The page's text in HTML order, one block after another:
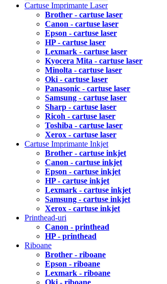
Cartuse Imprimante Laser
Brother - cartuse laser
Canon - cartuse laser
Epson - cartuse laser
HP - cartuse laser
Lexmark - cartuse laser
Kyocera Mita - cartuse laser
Minolta - cartuse laser
Oki - cartuse laser
Panasonic - cartuse laser
Samsung - cartuse laser
Sharp - cartuse laser
Ricoh - cartuse laser
Toshiba - cartuse laser
Xerox - cartuse laser
Cartuse Imprimante Inkjet
Brother - cartuse inkjet
Canon - cartuse inkjet
Epson - cartuse inkjet
HP - cartuse inkjet
Lexmark - cartuse inkjet
Samsung - cartuse inkjet
Xerox - cartuse inkjet
Printhead-uri
Canon - printhead
HP - printhead
Riboane
Brother - riboane
Epson - riboane
Lexmark - riboane
Oki - riboane